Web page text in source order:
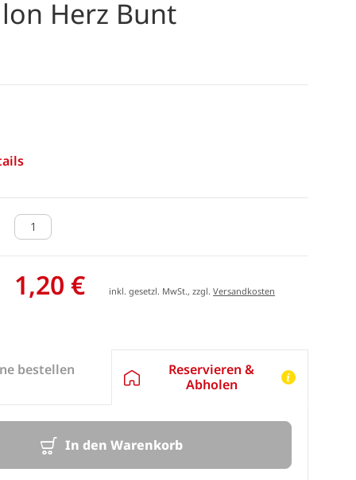
Herz Bunt
1,20 € inkl. gesetzl. MwSt., zzgl.Versandkosten
bestellen
Reservieren &
Abholen
In den Warenkorb